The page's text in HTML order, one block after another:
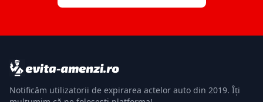
Notificăm utilizatorii de expirarea actelor auto din 2019. Îți